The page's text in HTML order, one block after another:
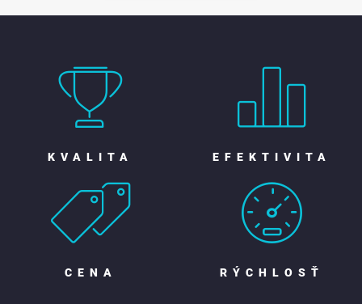
KVALITA EFEKTIVITA
CENA RÝCHLOSŤ